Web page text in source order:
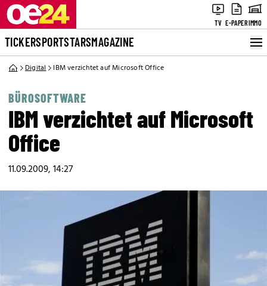
TV E-PAPERIMMO
TICKERSPORTSTARSMAGAZINE
Digital IBM verzichtet auf Microsoft Office
BÜROSOFTWARE
IBM verzichtet auf Microsoft
Office
11.09.2009, 14:27